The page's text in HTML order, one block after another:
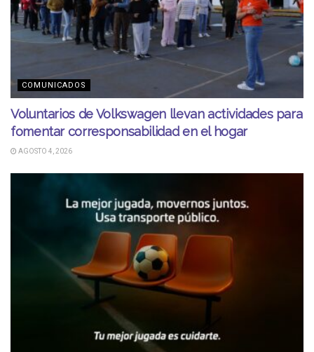
COMUNICADOS
Voluntarios de Volkswagen llevan actividades para
fomentar corresponsabilidad en el hogar
AGOSTO 4, 2026